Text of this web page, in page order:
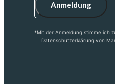
Anmeldung
*Mit der Anmeldung stimme ich
Datenschutzerklärung von